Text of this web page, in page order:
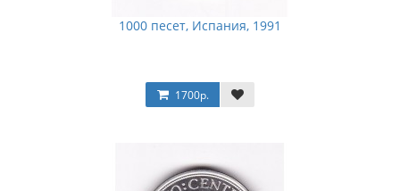
1000 песет, Испания, 1991
1700р.